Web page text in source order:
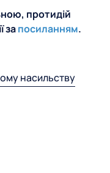
протидій
запосиланням.
насильству